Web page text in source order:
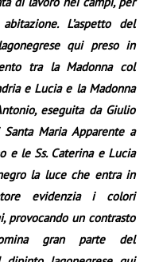
L’aspetto del
qui preso in
tra la Madonna col
e Lucia e la Madonna
eseguita da Giulio
Maria Apparente a
e le Ss. Caterina e Lucia
la luce che entra in
evidenzia i colori
provocando un contrasto
gran parte del